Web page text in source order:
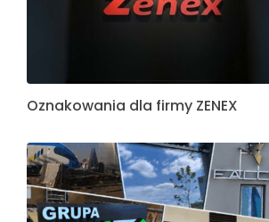
Oznakowania dla firmy ZENEX